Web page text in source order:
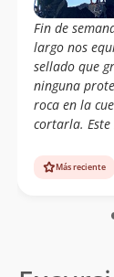
Fin de
largo nos
sellado que
ninguna
roca en la
cortarla.
Más reciente